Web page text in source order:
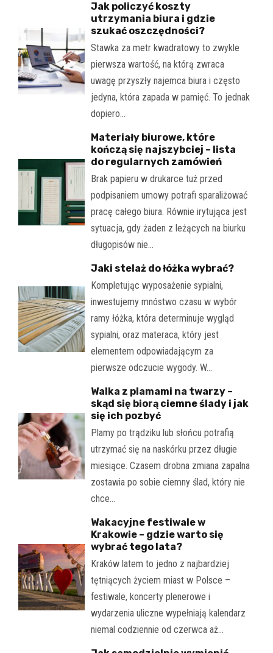
Jak policzyć koszty
utrzymania biura i gdzie
szukać oszczędności?
Stawka za metr kwadratowy to zwykle
pierwsza wartość, na którą zwraca
uwagę przyszły najemca biura i często
jedyna, która zapada w pamięć. To jednak
dopiero…
Materiały biurowe, które
kończą się najszybciej – lista
do regularnych zamówień
Brak papieru w drukarce tuż przed
podpisaniem umowy potrafi sparaliżować
pracę całego biura. Równie irytująca jest
sytuacja, gdy żaden z leżących na biurku
długopisów nie…
Jaki stelaż do łóżka wybrać?
Kompletując wyposażenie sypialni,
inwestujemy mnóstwo czasu w wybór
ramy łóżka, która determinuje wygląd
sypialni, oraz materaca, który jest
elementem odpowiadającym za
pierwsze odczucie wygody. W…
Walka z plamami na twarzy –
skąd się biorą ciemne ślady i jak
się ich pozbyć
Plamy po trądziku lub słońcu potrafią
utrzymać się na naskórku przez długie
miesiące. Czasem drobna zmiana zapalna
zostawia po sobie ciemny ślad, który nie
chce…
Wakacyjne festiwale w
Krakowie – gdzie warto się
wybrać tego lata?
Kraków latem to jedno z najbardziej
tętniących życiem miast w Polsce –
festiwale, koncerty plenerowe i
wydarzenia uliczne wypełniają kalendarz
niemal codziennie od czerwca aż…